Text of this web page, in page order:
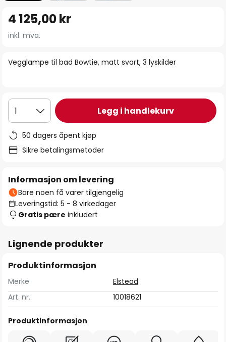
begynnelsen
bildegalleri
Vegglampe til bad Bowtie, matt svart, 3 lyskilder
4 125,00 kr
inkl. mva.
1 Legg i handlekurv
50 dagers åpent kjøp
Sikre betalingsmetoder
Informasjon om levering
Bare noen få varer tilgjengelig
Leveringstid: 5 - 8 virkedager
Gratis pære inkludert
Lignende produkter
Produktinformasjon
Merke
Elstead
Art. nr.:
10018621
Produktinformasjon